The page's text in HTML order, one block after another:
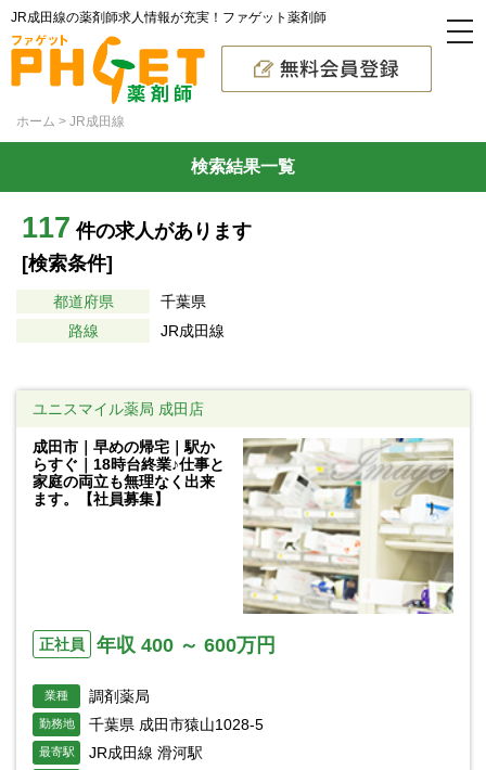
JR成田線の薬剤師求人情報が充実！ファゲット薬剤師
ホーム JR成田線
検索結果一覧
117 件の求人があります
[検索条件]
都道府県
千葉県
路線
JR成田線
ユニスマイル薬局 成田店
成田市｜早めの帰宅｜駅か
らすぐ｜18時台終業♪仕事と
家庭の両立も無理なく出来
ます。【社員募集】
正社員 年収 400 ～ 600万円
業種 調剤薬局
勤務地 千葉県 成田市猿山1028-5
最寄駅 JR成田線 滑河駅